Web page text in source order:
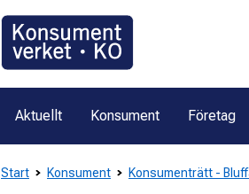
Aktuellt Konsument Företag
Start Konsument Konsumenträtt -